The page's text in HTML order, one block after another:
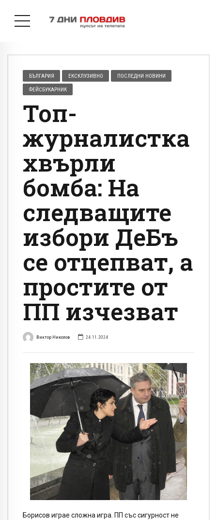
БЪЛГАРИЯ ЕКСКЛУЗИВНО ПОСЛЕДНИ НОВИНИ
ФЕЙСБУКАРНИК
Топ-
журналистка
хвърли
бомба: На
следващите
избори ДеБъ
се отцепват, а
простите от
ПП изчезват
Виктор Николов 24.11.2024
Борисов играе сложна игра. ПП със сигурност не